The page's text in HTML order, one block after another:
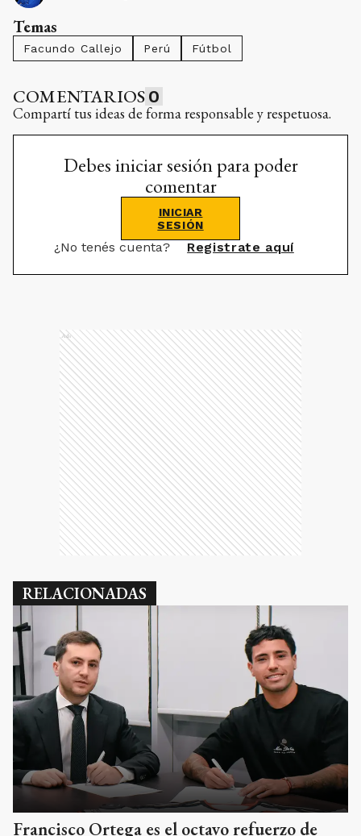
Temas
Facundo Callejo Perú Fútbol
COMENTARIOS 0
Compartí tus ideas de forma responsable y respetuosa.
Debes iniciar sesión para poder
comentar
INICIAR
SESIÓN
¿No tenés cuenta? Registrate aquí
Ads
RELACIONADAS
Francisco Ortega es el octavo refuerzo de